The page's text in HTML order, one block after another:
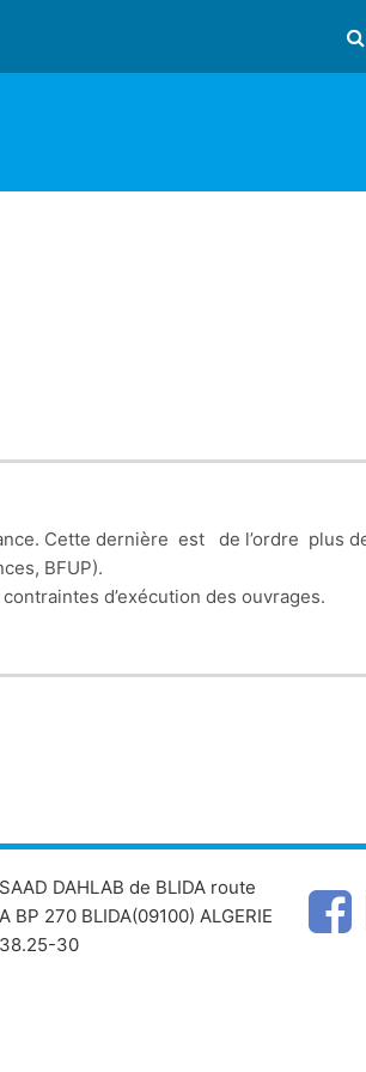
Cette dernière est de l’ordre plus
BFUP).
d’exécution des ouvrages.
présentent une durabilité accrue.
DAHLAB de BLIDA route
BP 270 BLIDA(09100) ALGERIE
30